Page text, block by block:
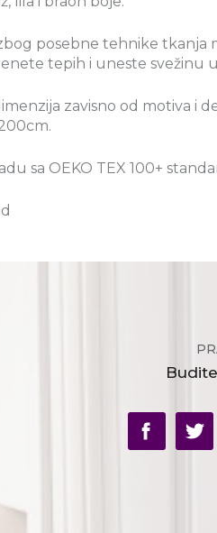
posebne tehnike tkanja
tepih i uneste svežinu
zavisno od motiva i
sa OEKO TEX 100+